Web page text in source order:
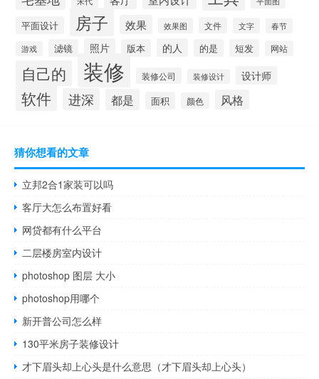
平面设计 房子 效果 效果图 文件 文字 春节
游戏 滤镜 照片 版本 的人 的是 短发 网站
自己的 装修 装修公司 装修设计 设计师
软件 进深 都是 面积 颜色 风格
猜你想看的文章
立邦2合1家装可以吗
客厅大怎么布置好看
网贷都有什么平台
二层楼房室内设计
photoshop 图层 大小
photoshop用哪个
新开普公司怎么样
130平米房子装修设计
才下眉头却上心头是什么意思（才下眉头却上心头）